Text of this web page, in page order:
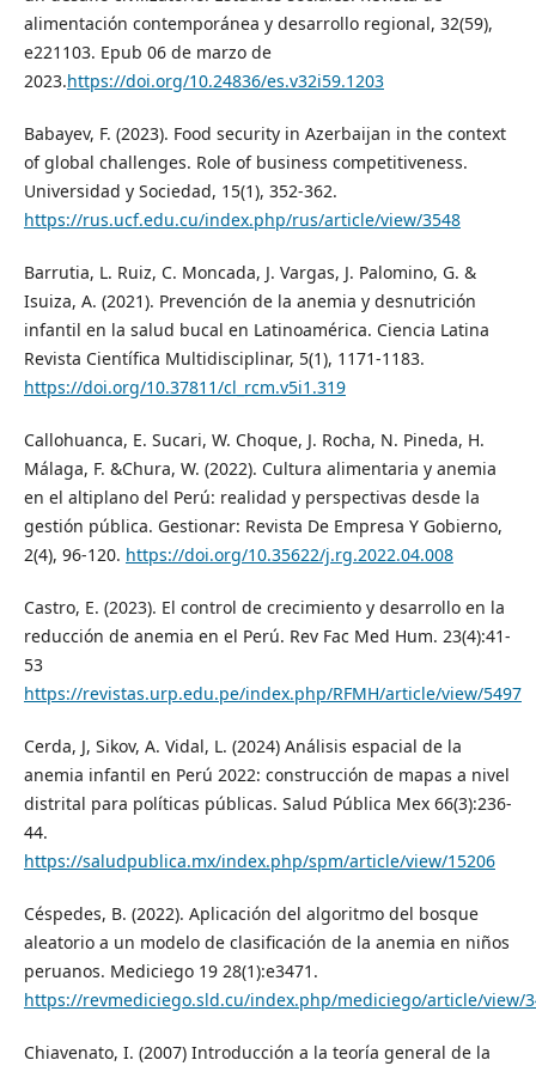
alimentación contemporánea y desarrollo regional, 32(59),
e221103. Epub 06 de marzo de
2023.https://doi.org/10.24836/es.v32i59.1203
Babayev, F. (2023). Food security in Azerbaijan in the context
of global challenges. Role of business competitiveness.
Universidad y Sociedad, 15(1), 352-362.
https://rus.ucf.edu.cu/index.php/rus/article/view/3548
Barrutia, L. Ruiz, C. Moncada, J. Vargas, J. Palomino, G. &
Isuiza, A. (2021). Prevención de la anemia y desnutrición
infantil en la salud bucal en Latinoamérica. Ciencia Latina
Revista Científica Multidisciplinar, 5(1), 1171-1183.
https://doi.org/10.37811/cl_rcm.v5i1.319
Callohuanca, E. Sucari, W. Choque, J. Rocha, N. Pineda, H.
Málaga, F. &Chura, W. (2022). Cultura alimentaria y anemia
en el altiplano del Perú: realidad y perspectivas desde la
gestión pública. Gestionar: Revista De Empresa Y Gobierno,
2(4), 96-120. https://doi.org/10.35622/j.rg.2022.04.008
Castro, E. (2023). El control de crecimiento y desarrollo en la
reducción de anemia en el Perú. Rev Fac Med Hum. 23(4):41-
53
https://revistas.urp.edu.pe/index.php/RFMH/article/view/5497
Cerda, J, Sikov, A. Vidal, L. (2024) Análisis espacial de la
anemia infantil en Perú 2022: construcción de mapas a nivel
distrital para políticas públicas. Salud Pública Mex 66(3):236-
44.
https://saludpublica.mx/index.php/spm/article/view/15206
Céspedes, B. (2022). Aplicación del algoritmo del bosque
aleatorio a un modelo de clasificación de la anemia en niños
peruanos. Mediciego 19 28(1):e3471.
https://revmediciego.sld.cu/index.php/mediciego/article/view/
Chiavenato, I. (2007) Introducción a la teoría general de la